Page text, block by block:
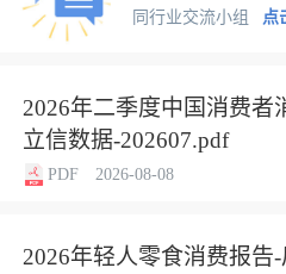
同行业交流小组 点
2026年二季度中国消费者
立信数据-202607.pdf
PDF 2026-08-08
2026年轻人零食消费报告